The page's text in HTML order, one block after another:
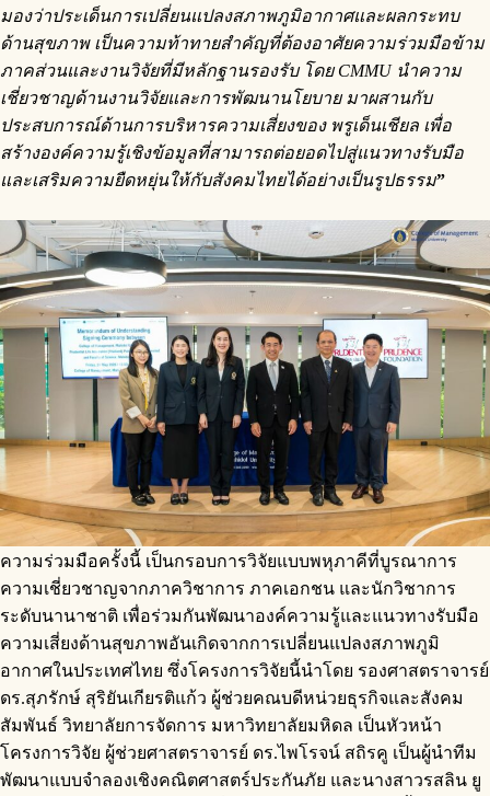
มองว่าประเด็นการเปลี่ยนแปลงสภาพภูมิอากาศและผลกระทบ
ด้านสุขภาพ เป็นความท้าทายสำคัญที่ต้องอาศัยความร่วมมือข้าม
ภาคส่วนและงานวิจัยที่มีหลักฐานรองรับ โดย CMMU นำความ
เชี่ยวชาญด้านงานวิจัยและการพัฒนานโยบาย มาผสานกับ
ประสบการณ์ด้านการบริหารความเสี่ยงของ พรูเด็นเชียล เพื่อ
สร้างองค์ความรู้เชิงข้อมูลที่สามารถต่อยอดไปสู่แนวทางรับมือ
และเสริมความยืดหยุ่นให้กับสังคมไทยได้อย่างเป็นรูปธรรม”
ความร่วมมือครั้งนี้ เป็นกรอบการวิจัยแบบพหุภาคีที่บูรณาการ
ความเชี่ยวชาญจากภาควิชาการ ภาคเอกชน และนักวิชาการ
ระดับนานาชาติ เพื่อร่วมกันพัฒนาองค์ความรู้และแนวทางรับมือ
ความเสี่ยงด้านสุขภาพอันเกิดจากการเปลี่ยนแปลงสภาพภูมิ
อากาศในประเทศไทย ซึ่งโครงการวิจัยนี้นำโดย รองศาสตราจารย์
ดร.สุภรักษ์ สุริยันเกียรติแก้ว ผู้ช่วยคณบดีหน่วยธุรกิจและสังคม
สัมพันธ์ วิทยาลัยการจัดการ มหาวิทยาลัยมหิดล เป็นหัวหน้า
โครงการวิจัย ผู้ช่วยศาสตราจารย์ ดร.ไพโรจน์ สถิรคู เป็นผู้นำทีม
พัฒนาแบบจำลองเชิงคณิตศาสตร์ประกันภัย และนางสาวรสลิน ยู